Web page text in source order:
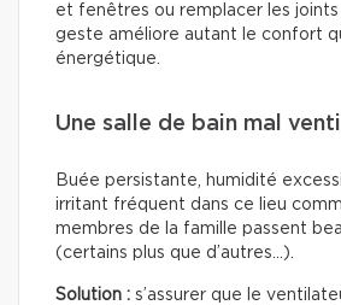
et fenêtres ou remplacer les
geste améliore autant le confort
énergétique.
Une salle de bain mal
Buée persistante, humidité
irritant fréquent dans ce lieu
membres de la famille passent
(certains plus que d’autres…).
Solution : s’assurer que le